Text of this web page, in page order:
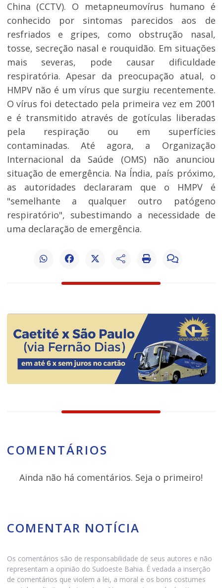
China (CCTV). O metapneumovírus humano é
conhecido por sintomas parecidos aos de
resfriados e gripes, como obstrução nasal,
tosse, secreção nasal e rouquidão. Em situações
mais severas, pode causar dificuldade
respiratória. Apesar da preocupação atual, o
HMPV não é um vírus que surgiu recentemente.
O vírus foi detectado pela primeira vez em 2001
e é transmitido através de gotículas liberadas
pela respiração ou em superfícies
contaminadas. Até agora, a Organização
Internacional da Saúde (OMS) não anunciou
situação de emergência. Na Índia, país próximo,
as autoridades declararam que o HMPV é
"semelhante a qualquer outro patógeno
respiratório", subestimando a necessidade de
uma declaração de emergência.
COMENTÁRIOS
Ainda não há comentários. Seja o primeiro!
COMENTAR NOTÍCIA
Os comentários são de responsabilidade de seus autores e não
representam a opinião do Sudoeste Bahia. É vedada a inserção
de comentários que violem a lei, a moral e os bons costumes